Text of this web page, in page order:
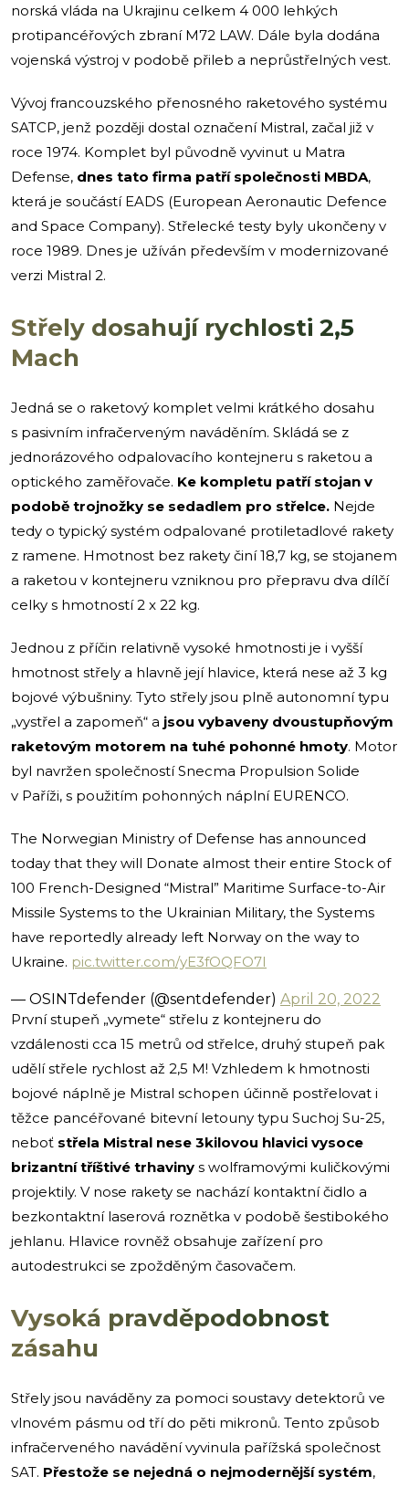
norská vláda na Ukrajinu celkem 4 000 lehkých
protipancéřových zbraní M72 LAW. Dále byla dodána
vojenská výstroj v podobě přileb a neprůstřelných vest.
Vývoj francouzského přenosného raketového systému
SATCP, jenž později dostal označení Mistral, začal již v
roce 1974. Komplet byl původně vyvinut u Matra
Defense, dnes tato firma patří společnosti MBDA,
která je součástí EADS (European Aeronautic Defence
and Space Company). Střelecké testy byly ukončeny v
roce 1989. Dnes je užíván především v modernizované
verzi Mistral 2.
Střely dosahují rychlosti 2,5
Mach
Jedná se o raketový komplet velmi krátkého dosahu
s pasivním infračerveným naváděním. Skládá se z
jednorázového odpalovacího kontejneru s raketou a
optického zaměřovače. Ke kompletu patří stojan v
podobě trojnožky se sedadlem pro střelce. Nejde
tedy o typický systém odpalované protiletadlové rakety
z ramene. Hmotnost bez rakety činí 18,7 kg, se stojanem
a raketou v kontejneru vzniknou pro přepravu dva dílčí
celky s hmotností 2 x 22 kg.
Jednou z příčin relativně vysoké hmotnosti je i vyšší
hmotnost střely a hlavně její hlavice, která nese až 3 kg
bojové výbušniny. Tyto střely jsou plně autonomní typu
„vystřel a zapomeň“ a jsou vybaveny dvoustupňovým
raketovým motorem na tuhé pohonné hmoty. Motor
byl navržen společností Snecma Propulsion Solide
v Paříži, s použitím pohonných náplní EURENCO.
The Norwegian Ministry of Defense has announced
today that they will Donate almost their entire Stock of
100 French-Designed “Mistral” Maritime Surface-to-Air
Missile Systems to the Ukrainian Military, the Systems
have reportedly already left Norway on the way to
Ukraine. pic.twitter.com/yE3fOQFO7I
— OSINTdefender (@sentdefender) April 20, 2022
První stupeň „vymete“ střelu z kontejneru do
vzdálenosti cca 15 metrů od střelce, druhý stupeň pak
udělí střele rychlost až 2,5 M! Vzhledem k hmotnosti
bojové náplně je Mistral schopen účinně postřelovat i
těžce pancéřované bitevní letouny typu Suchoj Su-25,
neboť střela Mistral nese 3kilovou hlavici vysoce
brizantní tříštivé trhaviny s wolframovými kuličkovými
projektily. V nose rakety se nachází kontaktní čidlo a
bezkontaktní laserová roznětka v podobě šestibokého
jehlanu. Hlavice rovněž obsahuje zařízení pro
autodestrukci se zpožděným časovačem.
Vysoká pravděpodobnost
zásahu
Střely jsou naváděny za pomoci soustavy detektorů ve
vlnovém pásmu od tří do pěti mikronů. Tento způsob
infračerveného navádění vyvinula pařížská společnost
SAT. Přestože se nejedná o nejmodernější systém,